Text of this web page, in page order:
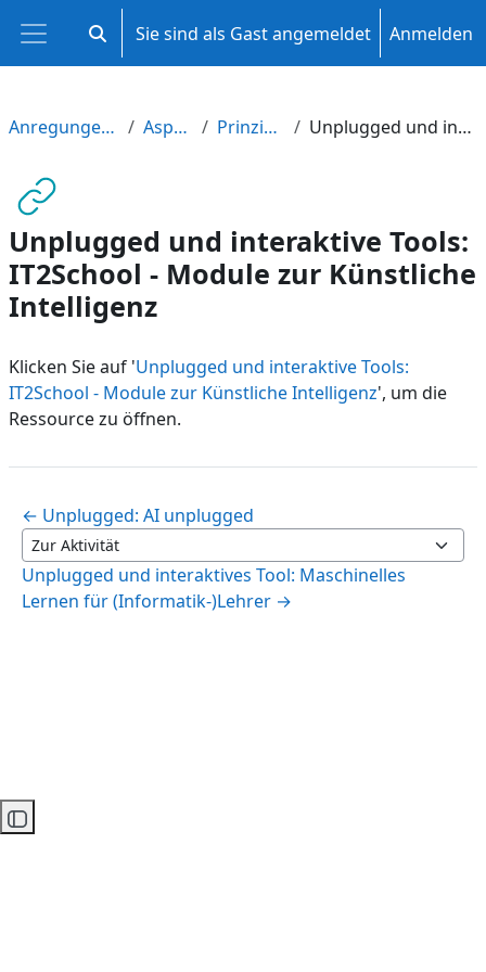
Zum Hauptinhalt
Website-Übersicht
Sucheingabe umschalten
Sie sind als Gast angemeldet Anmelden
Kursindex öffnen
Anregungen für die integrativen Arbeitsbereiche Aspekte der KI und des ML Prinzipien des Maschinelles Lernen Unplugged und interaktive Tools: IT2School - Module zur Künstliche Intelligenz
Unplugged und interaktive Tools:
IT2School - Module zur Künstliche
Intelligenz
Klicken Sie auf 'Unplugged und interaktive Tools:
IT2School - Module zur Künstliche Intelligenz', um die
Ressource zu öffnen.
← Unplugged: AI unplugged
Zur Aktivität
Unplugged und interaktives Tool: Maschinelles
Lernen für (Informatik-)Lehrer →